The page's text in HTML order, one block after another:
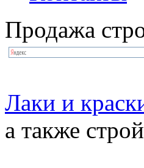
Продажа
Лаки и
а также